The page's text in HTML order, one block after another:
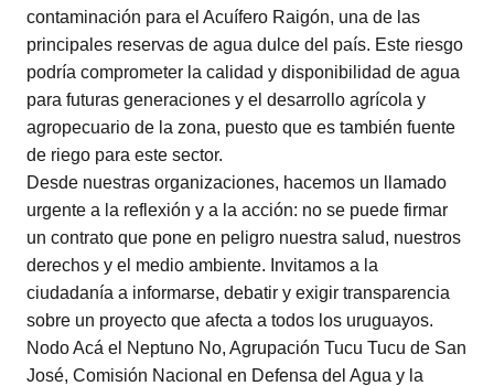
contaminación para el Acuífero Raigón, una de las
principales reservas de agua dulce del país. Este riesgo
podría comprometer la calidad y disponibilidad de agua
para futuras generaciones y el desarrollo agrícola y
agropecuario de la zona, puesto que es también fuente
de riego para este sector.
Desde nuestras organizaciones, hacemos un llamado
urgente a la reflexión y a la acción: no se puede firmar
un contrato que pone en peligro nuestra salud, nuestros
derechos y el medio ambiente. Invitamos a la
ciudadanía a informarse, debatir y exigir transparencia
sobre un proyecto que afecta a todos los uruguayos.
Nodo Acá el Neptuno No, Agrupación Tucu Tucu de San
José, Comisión Nacional en Defensa del Agua y la